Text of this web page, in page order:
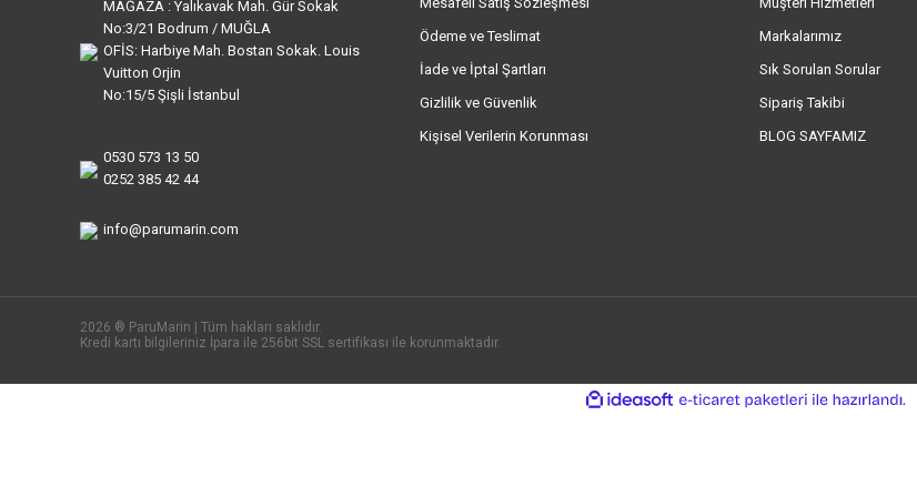
MAĞAZA : Yalıkavak Mah. Gür Sokak
No:3/21 Bodrum / MUĞLA
OFİS: Harbiye Mah. Bostan Sokak. Louis
Vuitton Orjin
No:15/5 Şişli İstanbul
0530 573 13 50
0252 385 42 44
info@parumarin.com
Ödeme ve Teslimat
İade ve İptal Şartları
Gizlilik ve Güvenlik
Kişisel Verilerin Korunması
Markalarımız
Sık Sorulan Sorular
Sipariş Takibi
BLOG SAYFAMIZ
2026 ® ParuMarin | Tüm hakları saklıdır.
Kredi kartı bilgileriniz İpara ile 256bit SSL sertifikası ile korunmaktadır.
ideasoft
e-